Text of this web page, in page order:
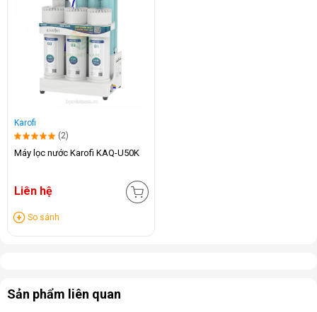
Karofi
(2)
Máy lọc nước Karofi KAQ-U50K
Liên hệ
So sánh
Sản phẩm liên quan